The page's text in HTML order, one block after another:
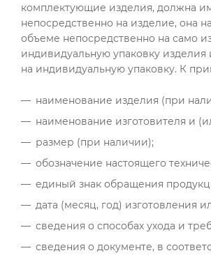
комплектующие изделия, должна
непосредственно на изделие, она
объеме непосредственно на само
индивидуальную упаковку
на индивидуальную упаковку. К
наименование изделия (при
наименование изготовителя и
размер (при наличии);
обозначение настоящего
единый знак обращения
дата (месяц, год) изготовления
сведения о способах ухода и
сведения о документе, в